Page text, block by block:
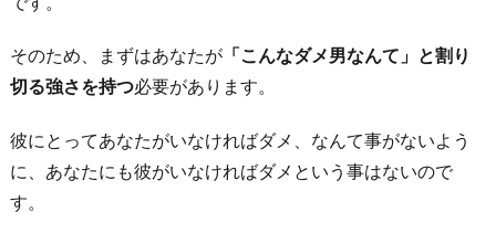
そのため、まずはあなたが 「こんなダメ男なんて」と割り
切る強さを持つ必要があります。
彼にとってあなたがいなければダメ、なんて事がないよう
に、あなたにも彼がいなければダメという事はないので
す。